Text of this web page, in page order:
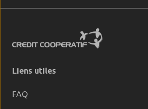
Liens utiles
FAQ